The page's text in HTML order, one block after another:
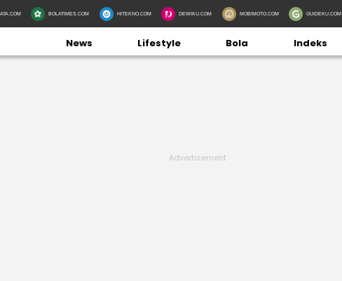
BOLATIMES.COM HITEKNO.COM DEWIKU.COM MOBIMOTO.COM GUIDEKU.COM
News Lifestyle Bola Indeks